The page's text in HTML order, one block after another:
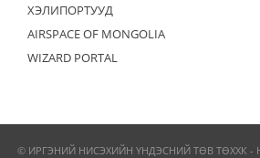
ХЭЛИПОРТУУД
AIRSPACE OF MONGOLIA
WIZARD PORTAL
© ИРГЭНИЙ НИСЭХИЙН ҮНДЭСНИЙ ТӨВ ТӨХХК